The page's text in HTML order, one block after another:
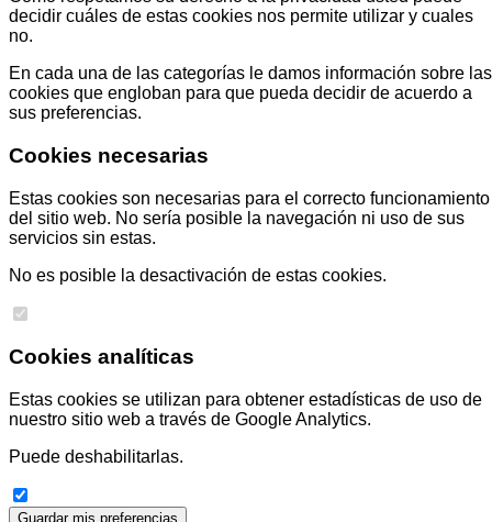
decidir cuáles de estas cookies nos permite utilizar y cuales
no.
En cada una de las categorías le damos información sobre las
cookies que engloban para que pueda decidir de acuerdo a
sus preferencias.
Cookies necesarias
Estas cookies son necesarias para el correcto funcionamiento
del sitio web. No sería posible la navegación ni uso de sus
servicios sin estas.
No es posible la desactivación de estas cookies.
Cookies analíticas
Estas cookies se utilizan para obtener estadísticas de uso de
nuestro sitio web a través de Google Analytics.
Puede deshabilitarlas.
Guardar mis preferencias